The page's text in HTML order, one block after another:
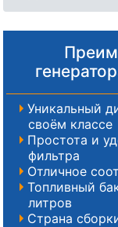
Уникальный
своём классе
Простота и
фильтра
Отличное
Топливный
литров
Страна